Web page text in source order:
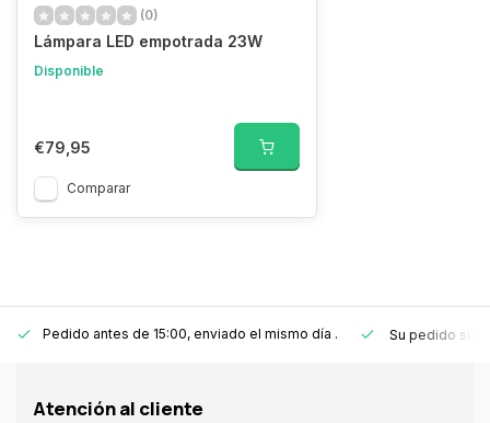
(0)
Lámpara LED empotrada 23W
Disponible
€79,95
Comparar
Pedido antes de 15:00, enviado el mismo día . Su pedido
Atención al cliente